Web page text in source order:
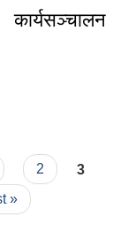
2
3
»